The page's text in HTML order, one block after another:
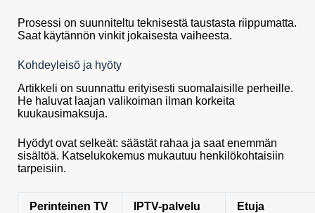
Prosessi on suunniteltu teknisestä taustasta riippumatta.
Saat käytännön vinkit jokaisesta vaiheesta.
Kohdeyleisö ja hyöty
Artikkeli on suunnattu erityisesti suomalaisille perheille.
He haluvat laajan valikoiman ilman korkeita
kuukausimaksuja.
Hyödyt ovat selkeät: säästät rahaa ja saat enemmän
sisältöä. Katselukokemus mukautuu henkilökohtaisiin
tarpeisiin.
Perinteinen TV IPTV-palvelu Etuja